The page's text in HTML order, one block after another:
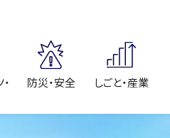
防災・安全 しごと・産業